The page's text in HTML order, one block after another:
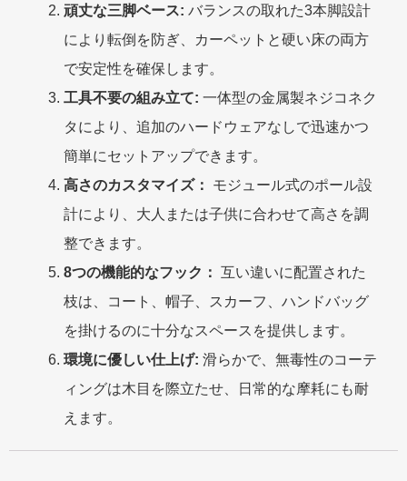
頑丈な三脚ベース: バランスの取れた3本脚設計
により転倒を防ぎ、カーペットと硬い床の両方
で安定性を確保します。
工具不要の組み立て: 一体型の金属製ネジコネク
タにより、追加のハードウェアなしで迅速かつ
簡単にセットアップできます。
高さのカスタマイズ：
モジュール式のポール設
計により、大人または子供に合わせて高さを調
整できます。
8つの機能的なフック： 互い違いに配置された
枝は、コート、帽子、スカーフ、ハンドバッグ
を掛けるのに十分なスペースを提供します。
環境に優しい仕上げ: 滑らかで、無毒性のコーテ
ィングは木目を際立たせ、日常的な摩耗にも耐
えます。